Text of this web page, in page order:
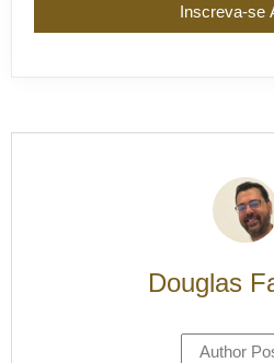
Inscreva-se
Douglas
Author